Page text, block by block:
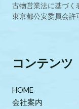
古物営業法に基づく
東京都公安委員会
コンテンツ
HOME
会社案内